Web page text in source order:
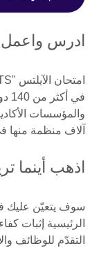
ادرس
آلاف منظمة منها
اذهب أينما
سوف يتعيّن عليك في
الرئيسية إثبات
التقدّم للوظائف